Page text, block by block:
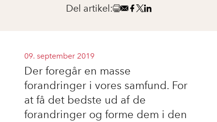
Del artikel:
09. september 2019
Der foregår en masse
forandringer i vores samfund. For
at få det bedste ud af de
forandringer og forme dem i den